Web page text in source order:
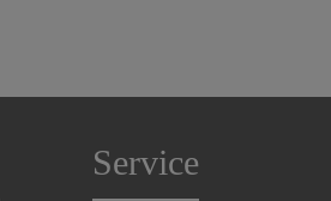
Service